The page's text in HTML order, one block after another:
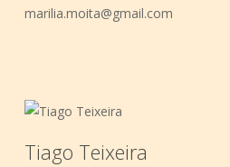
marilia.moita@gmail.com
Tiago Teixeira